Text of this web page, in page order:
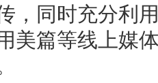
，同时充分利
美篇等线上媒